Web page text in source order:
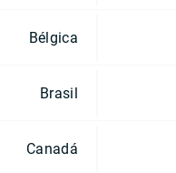
Bélgica
Brasil
Canadá